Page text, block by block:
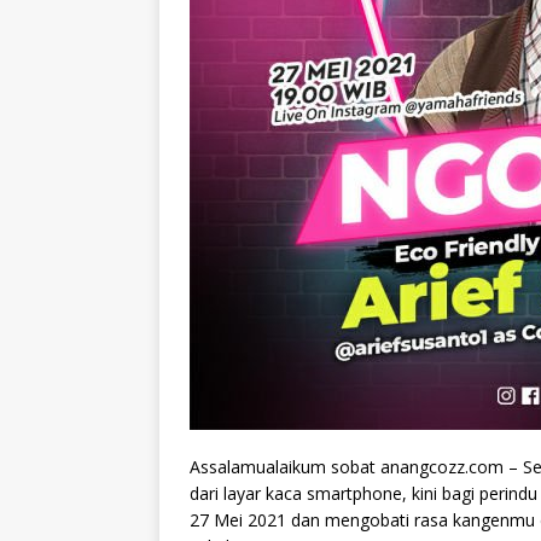
Assalamualaikum sobat anangcozz.com –
dari layar kaca smartphone, kini bagi
27 Mei 2021 dan mengobati rasa